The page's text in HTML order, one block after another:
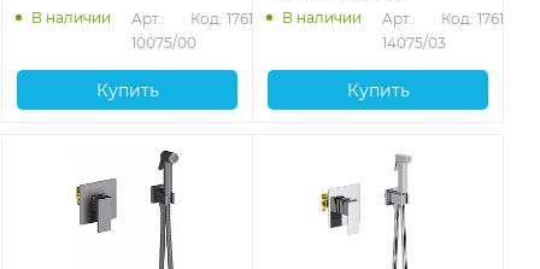
В наличии
Арт.:
10075/00
Код: 17617
Купить
В наличии
Арт.:
14075/03
Код: 17618
Купить